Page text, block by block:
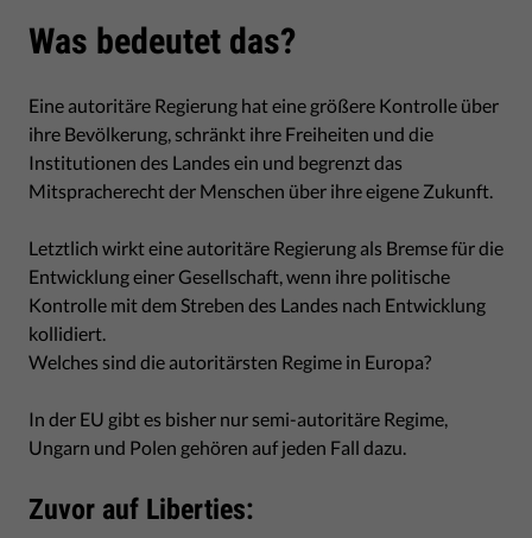
Was bedeutet das?
Eine autoritäre Regierung hat eine größere Kontrolle über
ihre Bevölkerung, schränkt ihre Freiheiten und die
Institutionen des Landes ein und begrenzt das
Mitspracherecht der Menschen über ihre eigene Zukunft.
Letztlich wirkt eine autoritäre Regierung als Bremse für die
Entwicklung einer Gesellschaft, wenn ihre politische
Kontrolle mit dem Streben des Landes nach Entwicklung
kollidiert.
Welches sind die autoritärsten Regime in Europa?
In der EU gibt es bisher nur semi-autoritäre Regime,
Ungarn und Polen gehören auf jeden Fall dazu.
Zuvor auf Liberties: